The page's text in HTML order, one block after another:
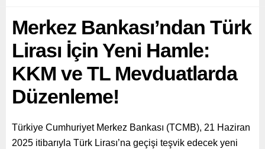
Merkez Bankası’ndan Türk
Lirası İçin Yeni Hamle:
KKM ve TL Mevduatlarda
Düzenleme!
Türkiye Cumhuriyet Merkez Bankası (TCMB), 21 Haziran
2025 itibarıyla Türk Lirası’na geçişi teşvik edecek yeni